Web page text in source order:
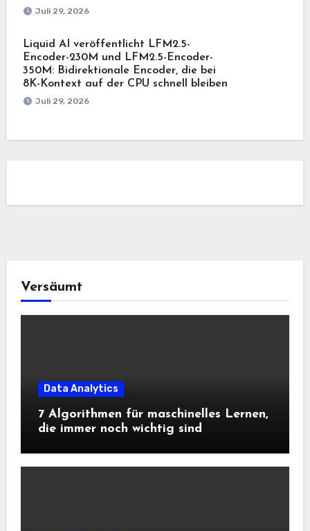
Juli 29, 2026
Liquid AI veröffentlicht LFM2.5-
Encoder-230M und LFM2.5-Encoder-
350M: Bidirektionale Encoder, die bei
8K-Kontext auf der CPU schnell bleiben
Juli 29, 2026
Versäumt
Data Analytics
7 Algorithmen für maschinelles Lernen,
die immer noch wichtig sind